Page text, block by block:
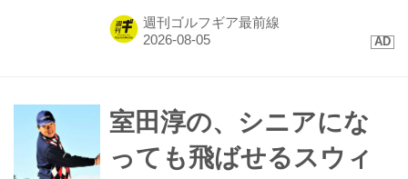
ンで発揮された、縦距離の精度と最新
週刊ゴルフギア最前線
室田淳の、シニアにな
っても飛ばせるスウィ